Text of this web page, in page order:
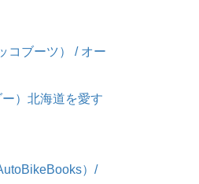
コブーツ） / オー
）北海道を愛す
）/